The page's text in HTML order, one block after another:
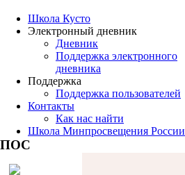
Школа Кусто
Электронный дневник
Дневник
Поддержка электронного
дневника
Поддержка
Поддержка пользователей
Контакты
Как нас найти
Школа Минпросвещения России
ПОС